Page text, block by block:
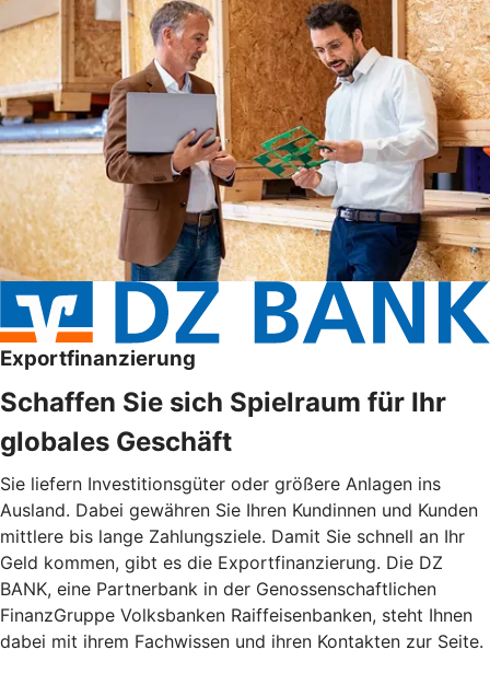
Exportfinanzierung
Schaffen Sie sich Spielraum für Ihr
globales Geschäft
Sie liefern Investitionsgüter oder größere Anlagen ins
Ausland. Dabei gewähren Sie Ihren Kundinnen und Kunden
mittlere bis lange Zahlungsziele. Damit Sie schnell an Ihr
Geld kommen, gibt es die Exportfinanzierung. Die DZ
BANK, eine Partnerbank in der Genossenschaftlichen
FinanzGruppe Volksbanken Raiffeisenbanken, steht Ihnen
dabei mit ihrem Fachwissen und ihren Kontakten zur Seite.